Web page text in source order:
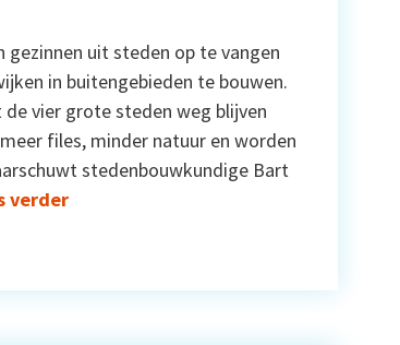
gezinnen uit steden op te vangen
in buitengebieden te bouwen.
vier grote steden weg blijven
files, minder natuur en worden
stedenbouwkundige Bart
verder